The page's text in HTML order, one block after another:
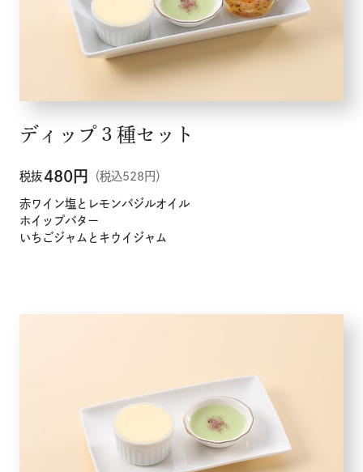
ディップ３種セット
税抜480円 （税込528円）
赤ワイン塩とレモンバジルオイル
ホイップバター
いちごジャムとキウイジャム